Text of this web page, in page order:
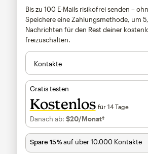
Bis zu 100 E-Mails risikofrei senden –
Speichere eine Zahlungsmethode, um
Nachrichten für den Rest deiner
freizuschalten.
Kontakte
Gratis testen
Kostenlos für 14 Tage
Danach ab: $20/Monat†pro Monat†
Spare 15 %auf über 10.000 Kontakte